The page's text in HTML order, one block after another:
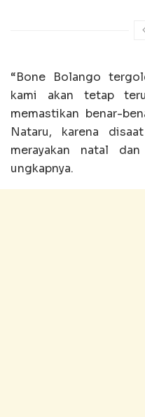
“Bone Bolango
kami akan tetap
memastikan benar-
Nataru, karena
merayakan natal
ungkapnya.